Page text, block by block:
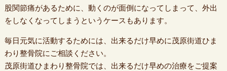
股関節痛があるために、動くのが面倒になってしまって、外出
をしなくなってしまうというケースもあります。
毎日元気に活動するためには、出来るだけ早めに茂原街道ひま
わり整骨院にご相談ください。
茂原街道ひまわり整骨院では、出来るだけ早めの治療をご提案